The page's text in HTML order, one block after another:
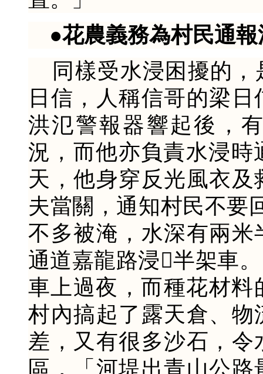
●花農義務為村民通
同樣受水浸困擾的，
日信，人稱信哥的梁
洪氾警報器響起後，
況，而他亦負責水浸時
天，他身穿反光風衣
夫當關，通知村民不要
不多被淹，水深有兩
通道嘉龍路浸半架車
車上過夜，而種花材料
村內搞起了露天倉、
差，又有很多沙石，
區，「河堤出青山公